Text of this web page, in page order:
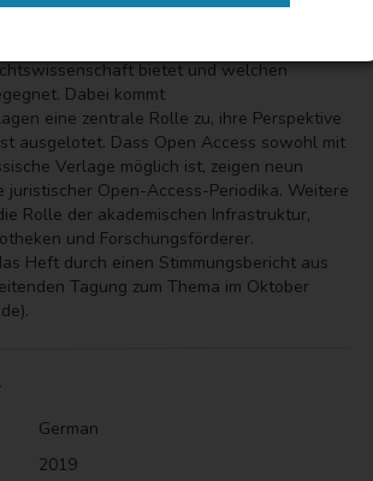
bietet und welchen
Dabei kommt
eine zentrale Rolle zu, ihre Perspektive
ausgelotet. Dass Open Access sowohl mit
Verlage möglich ist, zeigen neun
juristischer Open-Access-Periodika. Weitere
Rolle der akademischen Infrastruktur,
und Forschungsförderer.
Heft durch einen Stimmungsbericht aus
Tagung zum Thema im Oktober
German
2019